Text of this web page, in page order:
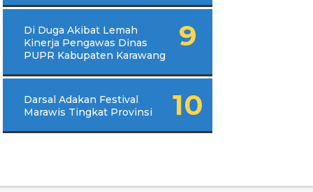
Di Duga Akibat Lemah
Kinerja Pengawas Dinas
PUPR Kabupaten Karawang
Darsal Adakan Festival
Marawis Tingkat Provinsi